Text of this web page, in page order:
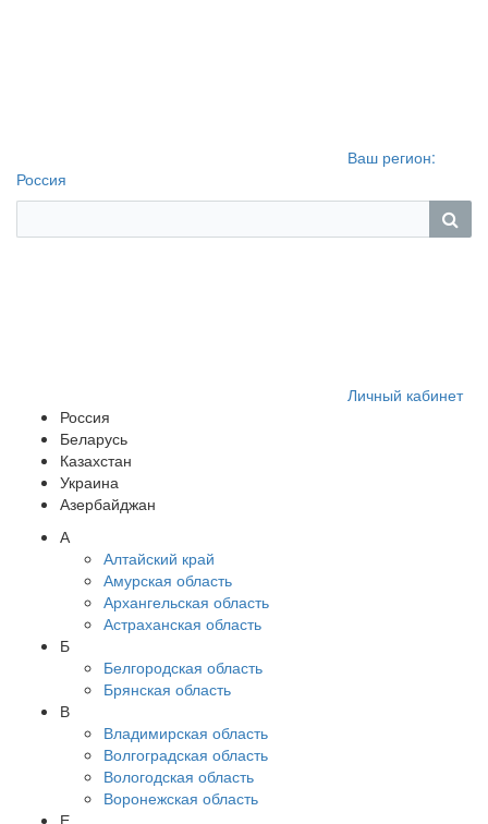
Ваш регион:
Россия
Личный кабинет
Россия
Беларусь
Казахстан
Украина
Азербайджан
А
Алтайский край
Амурская область
Архангельская область
Астраханская область
Б
Белгородская область
Брянская область
В
Владимирская область
Волгоградская область
Вологодская область
Воронежская область
Е